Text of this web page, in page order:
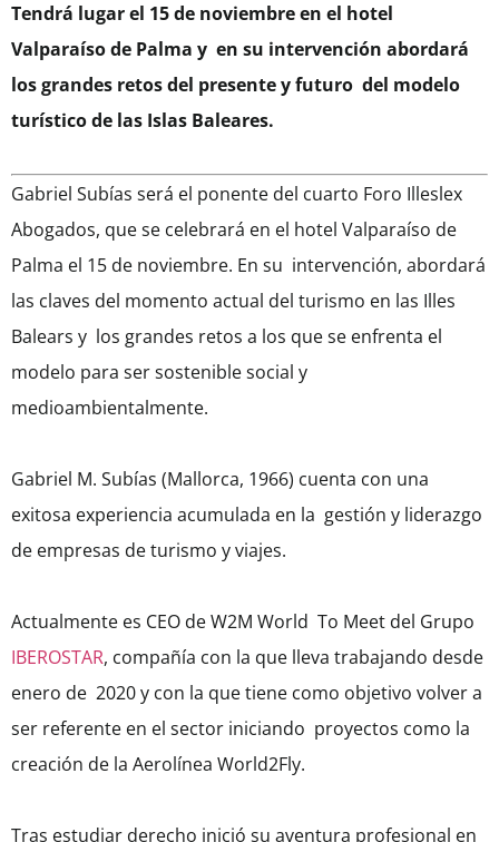
Tendrá lugar el 15 de noviembre en el hotel
Valparaíso de Palma y en su intervención abordará
los grandes retos del presente y futuro del modelo
turístico de las Islas Baleares.
Gabriel Subías será el ponente del cuarto Foro Illeslex
Abogados, que se celebrará en el hotel Valparaíso de
Palma el 15 de noviembre. En su intervención, abordará
las claves del momento actual del turismo en las Illes
Balears y los grandes retos a los que se enfrenta el
modelo para ser sostenible social y
medioambientalmente.
Gabriel M. Subías (Mallorca, 1966) cuenta con una
exitosa experiencia acumulada en la gestión y liderazgo
de empresas de turismo y viajes.
Actualmente es CEO de W2M World To Meet del Grupo
IBEROSTAR, compañía con la que lleva trabajando desde
enero de 2020 y con la que tiene como objetivo volver a
ser referente en el sector iniciando proyectos como la
creación de la Aerolínea World2Fly.
Tras estudiar derecho inició su aventura profesional en